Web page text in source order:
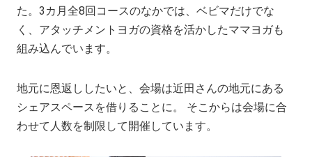
た。3カ月全8回コースのなかでは、ベビマだけでな
く、アタッチメントヨガの資格を活かしたママヨガも
組み込んでいます。
地元に恩返ししたいと、会場は近田さんの地元にある
シェアスペースを借りることに。 そこからは会場に合
わせて人数を制限して開催しています。